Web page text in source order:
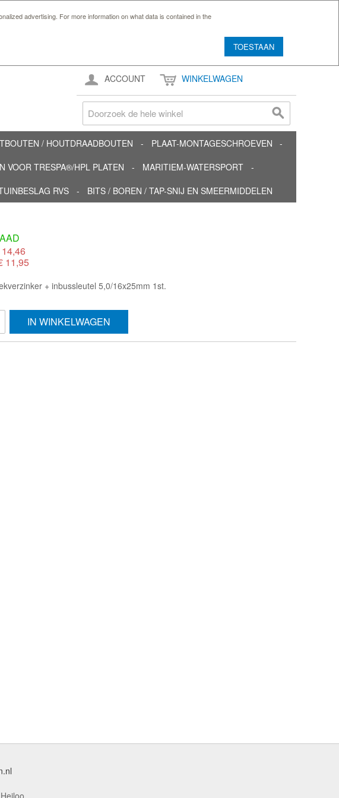
advertising. For more information on what data is contained in the
TOESTAAN
ACCOUNT WINKELWAGEN
/ HOUTDRAADBOUTEN
PLAAT-MONTAGESCHROEVEN
VOOR TRESPA®/HPL PLATEN
MARITIEM-WATERSPORT
RVS BITS / BOREN / TAP-SNIJ EN SMEERMIDDELEN
14,46
11,95
+ inbussleutel 5,0/16x25mm 1st.
IN WINKELWAGEN